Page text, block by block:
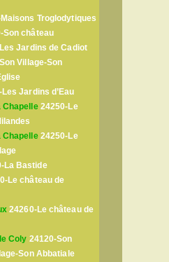
Troglodytiques
Son château
Jardins de Cadiot
Village-Son
Jardins d’Eau
Chapelle24250-Le
Chapelle24250-Le
La Bastide
Le château de
24260-Le château de
Coly 24120-Son
Son Abbatiale